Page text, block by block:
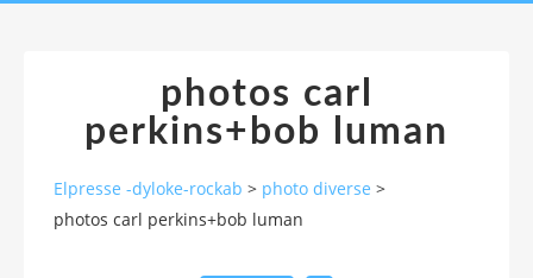
photos carl
perkins+bob luman
Elpresse -dyloke-rockab > photo diverse >
photos carl perkins+bob luman